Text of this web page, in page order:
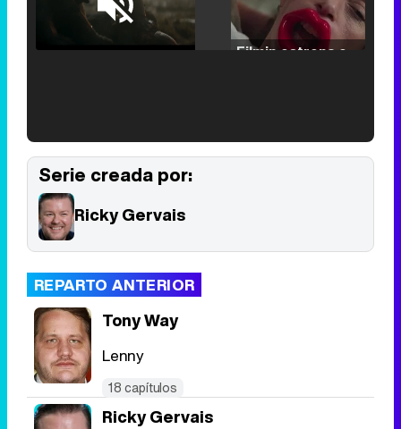
Unmute /
Loaded:
25.30%
'120 Minutos' celebra sus 2.000 programas en Telemadrid con un vídeo del día a día en la redacción
Tráiler de '33 días', la nueva serie de Atresplayer con Julián Villagrán y José Manuel Poga
Serie creada por:
Ricky Gervais
REPARTO ANTERIOR
Tony Way
Lenny
18 capítulos
Ricky Gervais